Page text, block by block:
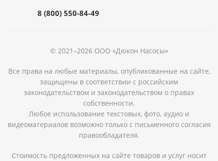
8 (800) 550-84-49
© 2021–2026 ООО «Дюкон Насосы»
Все права на любые материалы, опубликованные на сайте,
защищены в соответствии с российским
законодательством и законодательством о правах
собственности.
Любое использование текстовых, фото, аудио и
видеоматериалов возможно только с письменного согласия
правообладателя.
Стоимость предложенных на сайте товаров и услуг носит